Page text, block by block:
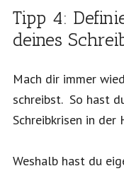
Tipp 4:
deines
Mach dir immer
schreibst. So hast
Schreibkrisen in der
Weshalb hast du